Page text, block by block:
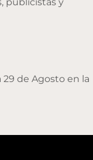
29 de Agosto en la